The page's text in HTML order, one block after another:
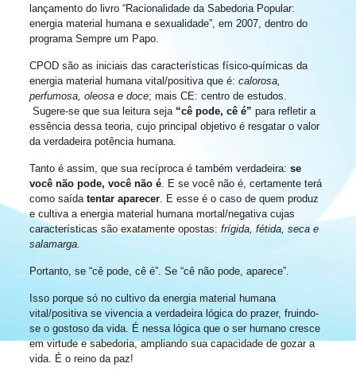
lançamento do livro “Racionalidade da Sabedoria Popular:
energia material humana e sexualidade”, em 2007, dentro do
programa Sempre um Papo.
CPOD são as iniciais das características físico-químicas da
energia material humana vital/positiva que é: calorosa,
perfumosa, oleosa e doce; mais CE: centro de estudos.
Sugere-se que sua leitura seja “cê pode, cê é” para refletir a
essência dessa teoria, cujo principal objetivo é resgatar o valor
da verdadeira potência humana.
Tanto é assim, que sua recíproca é também verdadeira: se
você não pode, você não é. E se você não é, certamente terá
como saída tentar aparecer. E esse é o caso de quem produz
e cultiva a energia material humana mortal/negativa cujas
características são exatamente opostas: frígida, fétida, seca e
salamarga.
Portanto, se “cê pode, cê é”. Se “cê não pode, aparece”.
Isso porque só no cultivo da energia material humana
vital/positiva se vivencia a verdadeira lógica do prazer, fruindo-
se o gostoso da vida. É nessa lógica que o ser humano cresce
em virtude e sabedoria, ampliando sua capacidade de gozar a
vida. É o reino da paz!